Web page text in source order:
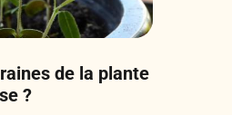
de la plante
?